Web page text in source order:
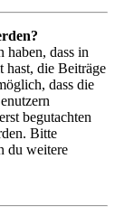
dass in
hast, die Beiträge
dass die
begutachten
Bitte
du weitere